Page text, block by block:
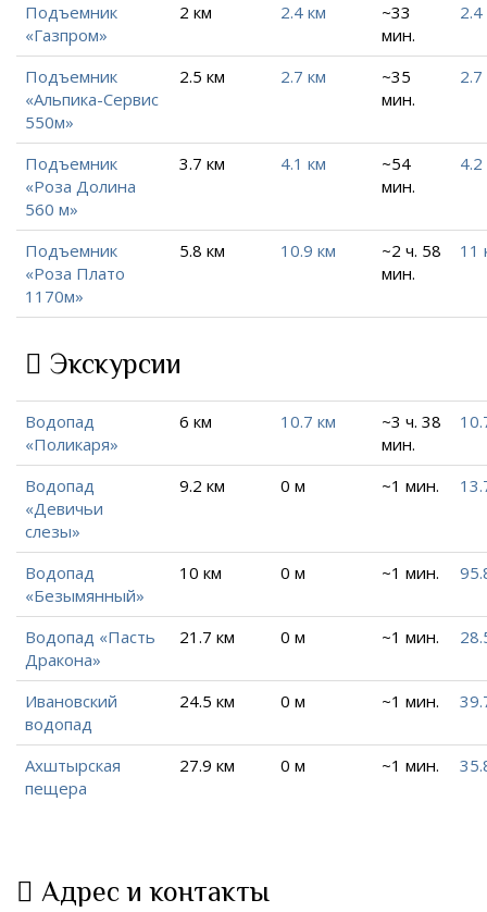
Подъемник
«Газпром»
2 км 2.4 км
~33
мин.
Подъемник
«Альпика-Сервис
550м»
2.5 км 2.7 км
~35
мин.
Подъемник
«Роза Долина
560 м»
3.7 км 4.1 км
~54
мин.
Подъемник
«Роза Плато
1170м»
5.8 км 10.9 км
~2 ч. 58
мин.
11
Экскурсии
Водопад
«Поликаря»
6 км 10.7 км
~3 ч. 38
мин.
Водопад
«Девичьи
слезы»
9.2 км 0 м ~1 мин.
Водопад
«Безымянный»
10 км 0 м ~1 мин.
Водопад «Пасть
Дракона»
21.7 км 0 м ~1 мин.
Ивановский
водопад
24.5 км 0 м ~1 мин.
Ахштырская
пещера
27.9 км 0 м ~1 мин.
Адрес и контакты